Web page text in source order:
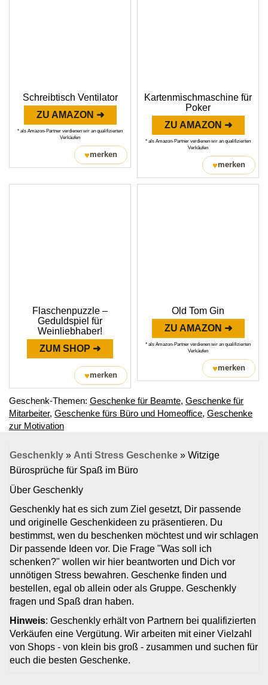
Schreibtisch Ventilator
ZU AMAZON ➜
* als Amazon-Partner verdienen wir an qualifizierten
Verkäufen
♥merken
Kartenmischmaschine für
Poker
ZU AMAZON ➜
* als Amazon-Partner verdienen wir an qualifizierten
Verkäufen
♥merken
Flaschenpuzzle –
Geduldspiel für
Weinliebhaber!
ZUM SHOP ➜
♥merken
Old Tom Gin
ZU AMAZON ➜
* als Amazon-Partner verdienen wir an qualifizierten
Verkäufen
♥merken
Geschenk-Themen: Geschenke für Beamte, Geschenke für
Mitarbeiter, Geschenke fürs Büro und Homeoffice, Geschenke
zur Motivation
Geschenkly » Anti Stress Geschenke » Witzige
Bürosprüche für Spaß im Büro
Über Geschenkly
Geschenkly hat es sich zum Ziel gesetzt, Dir passende
und originelle Geschenkideen zu präsentieren. Du
bestimmst, wen du beschenken möchtest und wir schlagen
Dir passende Ideen vor. Die Frage "Was soll ich
schenken?" wollen wir hier beantworten und Dich vor
unnötigen Stress bewahren. Geschenke finden und
bestellen, egal ob allein oder als Gruppe. Geschenkly
fragen und Spaß dran haben.
Hinweis: Geschenkly erhält von Partnern bei qualifizierten
Verkäufen eine Vergütung. Wir arbeiten mit einer Vielzahl
von Shops - von klein bis groß - zusammen und suchen für
euch die besten Geschenke.